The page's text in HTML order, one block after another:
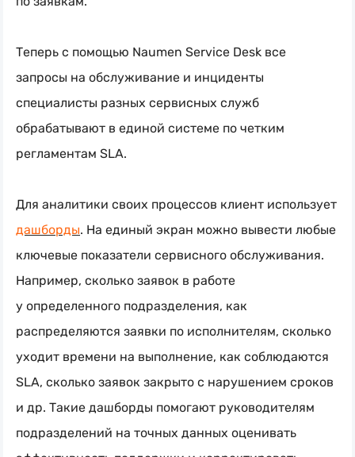
Теперь с помощью Naumen Service Desk все
запросы на обслуживание и инциденты
специалисты разных сервисных служб
обрабатывают в единой системе по четким
регламентам SLA.
Для аналитики своих процессов клиент использует
дашборды. На единый экран можно вывести любые
ключевые показатели сервисного обслуживания.
Например, сколько заявок в работе
у определенного подразделения, как
распределяются заявки по исполнителям, сколько
уходит времени на выполнение, как соблюдаются
SLA, сколько заявок закрыто с нарушением сроков
и др. Такие дашборды помогают руководителям
подразделений на точных данных оценивать